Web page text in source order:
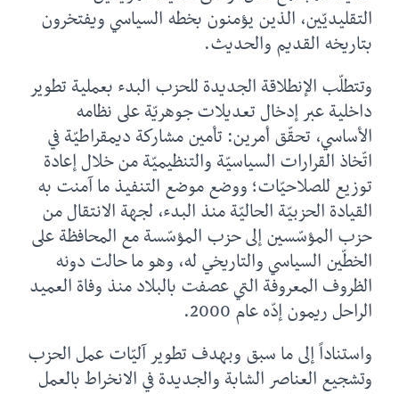
التقليديّين، الذين يؤمنون بخطه السياسي ويفتخرون
بتاريخه القديم والحديث.
وتتطلّب الإنطلاقة الجديدة للحزب البدء بعملية تطوير
داخلية عبر إدخال تعديلات جوهريّة على نظامه
الأساسي، تحقّق أمرين: تأمين مشاركة ديمقراطيّة في
اتّخاذ القرارات السياسيّة والتنظيميّة من خلال إعادة
توزيع للصلاحيّات؛ ووضع موضع التنفيذ ما آمنت به
القيادة الحزبيّة الحاليّة منذ البدء، لجهة الانتقال من
حزب المؤسّسين إلى حزب المؤسّسة مع المحافظة على
الخطّين السياسي والتاريخي له، وهو ما حالت دونه
الظروف المعروفة التي عصفت بالبلاد منذ وفاة العميد
الراحل ريمون إدّه عام 2000.
واستناداً إلى ما سبق وبهدف تطوير آليّات عمل الحزب
وتشجيع العناصر الشابة والجديدة في الانخراط بالعمل